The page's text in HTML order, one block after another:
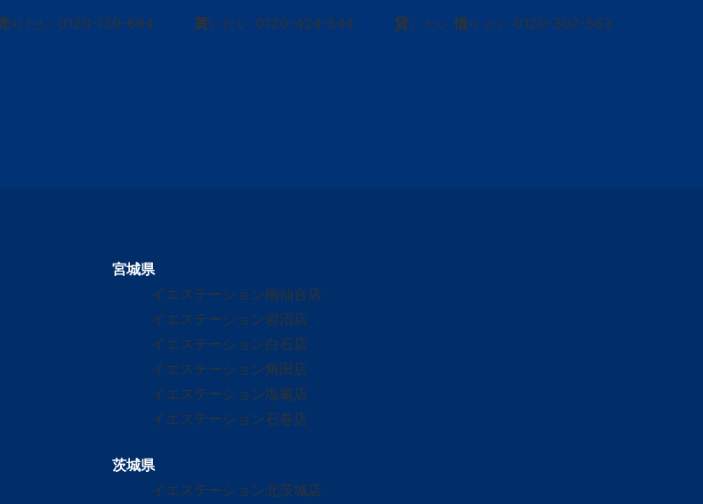
りたい 0120-139-664 買いたい 0120-424-544 貸し たい 借り たい 0120-302-563
宮城県
イエステーション南仙台店
イエステーション岩沼店
イエステーション白石店
イエステーション角田店
イエステーション塩竈店
イエステーション石巻店
茨城県
イエステーション北茨城店